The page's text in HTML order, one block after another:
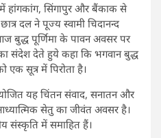
हांगकांग, सिंगापुर और बैंकाक से
दल ने पूज्य स्वामी चिदानन्द
बुद्ध पूर्णिमा के पावन अवसर पर
संदेश देते हुये कहा कि भगवान बुद्ध
सूत्र में पिरोता है।
यह चिंतन संवाद, सनातन और
सेतु का जीवंत अवसर है।
संस्कृति में समाहित हैं।